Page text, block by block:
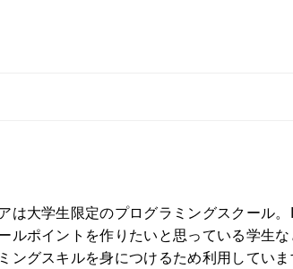
は大学生限定のプログラミングスクール
ルポイントを作りたいと思っている学生
ングスキルを身につけるため利用していま